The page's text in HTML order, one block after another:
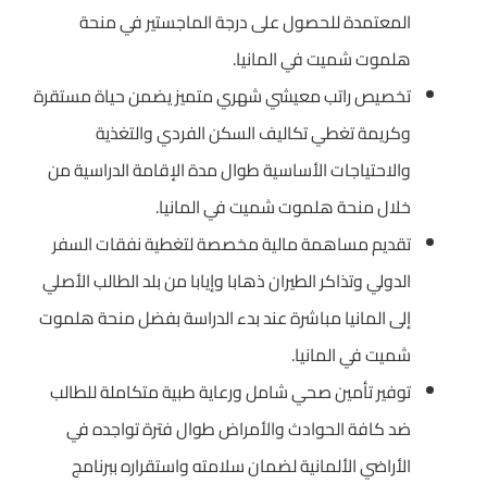
المعتمدة للحصول على درجة الماجستير في منحة
هلموت شميت في المانيا.
تخصيص راتب معيشي شهري متميز يضمن حياة مستقرة
وكريمة تغطي تكاليف السكن الفردي والتغذية
والاحتياجات الأساسية طوال مدة الإقامة الدراسية من
خلال منحة هلموت شميت في المانيا.
تقديم مساهمة مالية مخصصة لتغطية نفقات السفر
الدولي وتذاكر الطيران ذهابا وإيابا من بلد الطالب الأصلي
إلى المانيا مباشرة عند بدء الدراسة بفضل منحة هلموت
شميت في المانيا.
توفير تأمين صحي شامل ورعاية طبية متكاملة للطالب
ضد كافة الحوادث والأمراض طوال فترة تواجده في
الأراضي الألمانية لضمان سلامته واستقراره ببرنامج